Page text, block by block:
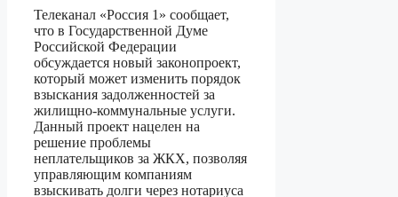
Телеканал «Россия 1» сообщает,
что в Государственной Думе
Российской Федерации
обсуждается новый законопроект,
который может изменить порядок
взыскания задолженностей за
жилищно-коммунальные услуги.
Данный проект нацелен на
решение проблемы
неплательщиков за ЖКХ, позволяя
управляющим компаниям
взыскивать долги через нотариуса